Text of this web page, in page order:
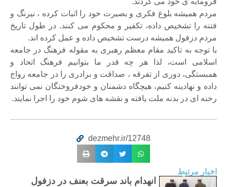
مردم همیشه بلوغ فکری و بصیرت خود را اثبات کرده ، نیرنگ و
فتنه را تشخیص داده، تکفیر و محکوم می کنند. در طول تاریخ
مردم دزفول همیشه درست تشخیص داده و عمل کرده اند.
با توجه به تاکید مقام معظم رهبری به مقوله فرهنگ در جامعه
اسلامی است، لذا هر چه قدر ما بتوانیم فرهنگ اتحاد و
همبستگی، دوری از تفرقه ، صداقت و برادری را در جامعه رواج
داده و نهادینه کنیم، هیچگاه دشمنان و خودفروختگان نمی توانند
رخنه ای در بدنه ملت یافته و نقشه های شوم خود را اجرا نمایند.
dezmehr.ir/12748
اخبار مرتبط
انهدام باند سرقت بعنف در دزفول